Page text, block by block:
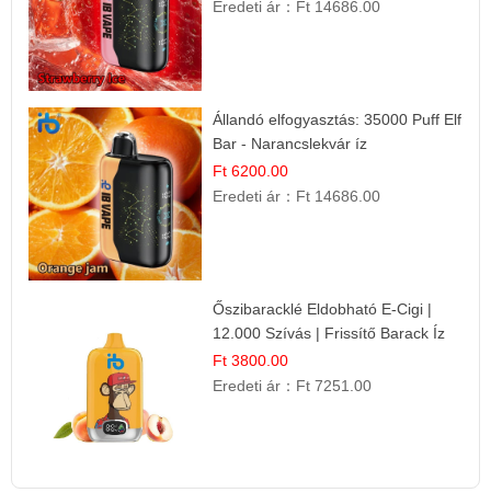
Eredeti ár： Ft 14686.00
Állandó elfogyasztás: 35000 Puff Elf
Bar - Narancslekvár íz
Ft 6200.00
Eredeti ár： Ft 14686.00
Őszibaracklé Eldobható E-Cigi |
12.000 Szívás | Frissítő Barack Íz
Ft 3800.00
Eredeti ár： Ft 7251.00